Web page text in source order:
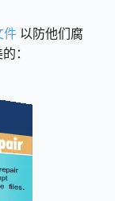
件 以防他们腐
：